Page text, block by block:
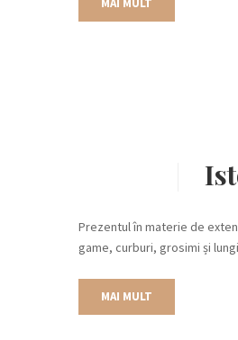
MAI MULT
Prezentul în materie de
game, curburi, grosimi și
MAI MULT